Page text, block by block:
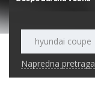
Napredna pretraga